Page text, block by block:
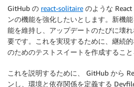
GitHub の react-solitaire のような
ンの機能を強化したいとします。新機
能を維持し、アップデートのたびに壊
要です。これを実現するために、継続
のためのテストスイートを作成すること
これを説明するために、 GitHub から
ンし、環境と依存関係を定義する